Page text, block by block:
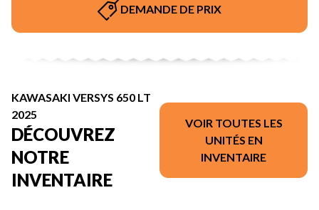
DEMANDE DE PRIX
KAWASAKI VERSYS 650 LT
2025
DÉCOUVREZ
NOTRE
INVENTAIRE
VOIR TOUTES LES
UNITÉS EN
INVENTAIRE